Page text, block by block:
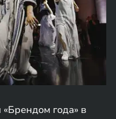
года» в